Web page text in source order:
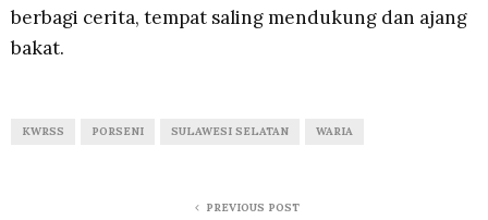
berbagi cerita, tempat saling mendukung dan ajang
bakat.
KWRSS PORSENI SULAWESI SELATAN WARIA
PREVIOUS POST